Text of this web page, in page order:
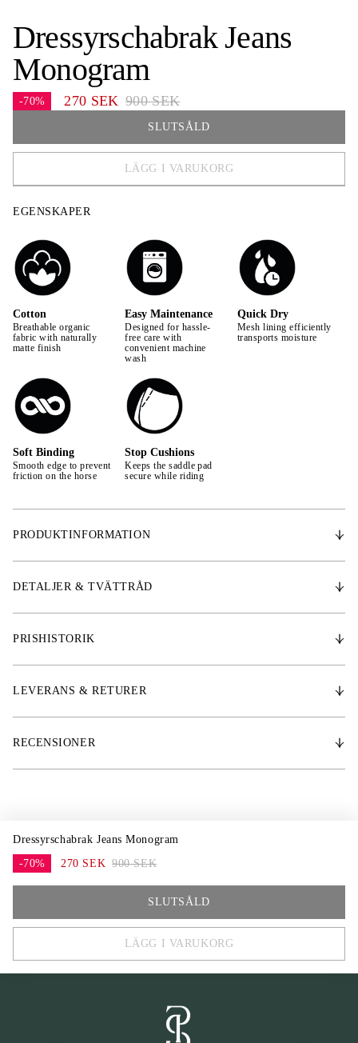
Dressyrschabrak Jeans
Monogram
-70% 270 SEK 900 SEK
SLUTSÅLD
FULL
COB
LÄGG I VARUKORG
EGENSKAPER
Cotton
Breathable organic
fabric with naturally
matte finish
Easy Maintenance
Designed for hassle-
free care with
convenient machine
wash
Quick Dry
Mesh lining efficiently
transports moisture
Soft Binding
Smooth edge to prevent
friction on the horse
Stop Cushions
Keeps the saddle pad
secure while riding
PRODUKTINFORMATION
utrymme för manken, vilket ger hästen ökad rörlighet. Stoppkuddar för
svett och gör att schabraket torkar extra snabbt efter användning.
* Yttertyg: 100 % slitstark denim
* Medeltjock stoppning
* Personligt citat utmed ryggen
DETALJER & TVÄTTRÅD
PRISHISTORIK
LEVERANS & RETURER
RECENSIONER
Dressyrschabrak Jeans Monogram
-70%
270 SEK 900 SEK
SLUTSÅLD
COB
LÄGG I VARUKORG